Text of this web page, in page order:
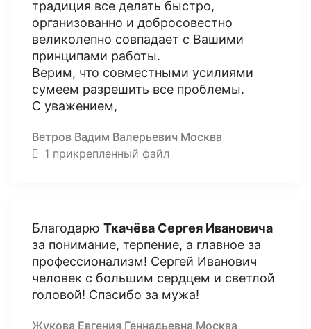
традиция все делать быстро,
организованно и добросовестно
великолепно совпадает с Вашими
принципами работы.
Верим, что совместными усилиями
сумеем разрешить все проблемы.
С уважением,
Ветров Вадим Валерьевич Москва
1 прикрепленный файл
Благодарю Ткачёва Сергея Ивановича
за понимание, терпение, а главное за
профессионализм! Сергей Иванович
человек с большим сердцем и светлой
головой! Спасибо за мужа!
Жукова Евгения Геннадьевна Москва